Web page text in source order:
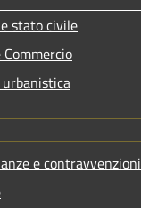
stato civile
Commercio
e contravvenzioni